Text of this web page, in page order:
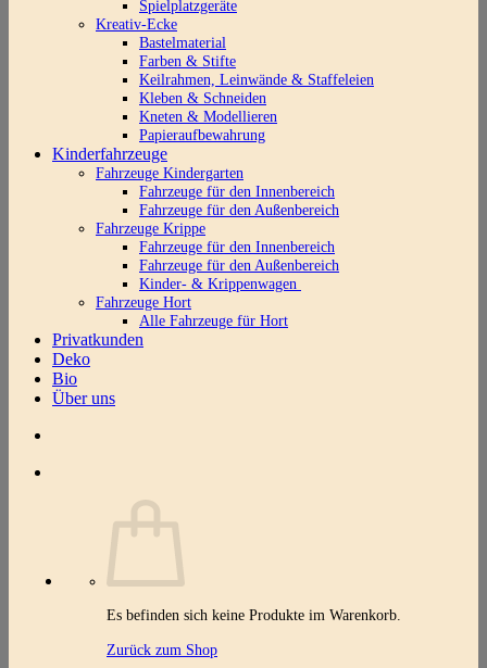
Spielplatzgeräte
Kreativ-Ecke
Bastelmaterial
Farben & Stifte
Keilrahmen, Leinwände & Staffeleien
Kleben & Schneiden
Kneten & Modellieren
Papieraufbewahrung
Kinderfahrzeuge
Fahrzeuge Kindergarten
Fahrzeuge für den Innenbereich
Fahrzeuge für den Außenbereich
Fahrzeuge Krippe
Fahrzeuge für den Innenbereich
Fahrzeuge für den Außenbereich
Kinder- & Krippenwagen
Fahrzeuge Hort
Alle Fahrzeuge für Hort
Privatkunden
Deko
Bio
Über uns
Es befinden sich keine Produkte im Warenkorb.
Zurück zum Shop